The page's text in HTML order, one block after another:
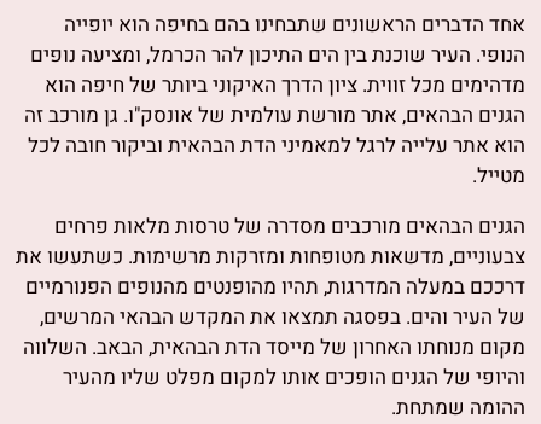
אחד הדברים הראשונים שתבחינו בהם בחיפה הוא יופייה
הנופי. העיר שוכנת בין הים התיכון להר הכרמל, ומציעה נופים
מדהימים מכל זווית. ציון הדרך האיקוני ביותר של חיפה הוא
הגנים הבהאים, אתר מורשת עולמית של אונסק"ו. גן מורכב זה
הוא אתר עלייה לרגל למאמיני הדת הבהאית וביקור חובה לכל
מטייל.
הגנים הבהאים מורכבים מסדרה של טרסות מלאות פרחים
צבעוניים, מדשאות מטופחות ומזרקות מרשימות. כשתעשו את
דרככם במעלה המדרגות, תהיו מהופנטים מהנופים הפנורמיים
של העיר והים. בפסגה תמצאו את המקדש הבהאי המרשים,
מקום מנוחתו האחרון של מייסד הדת הבהאית, הבאב. השלווה
והיופי של הגנים הופכים אותו למקום מפלט שליו מהעיר
ההומה שמתחת.